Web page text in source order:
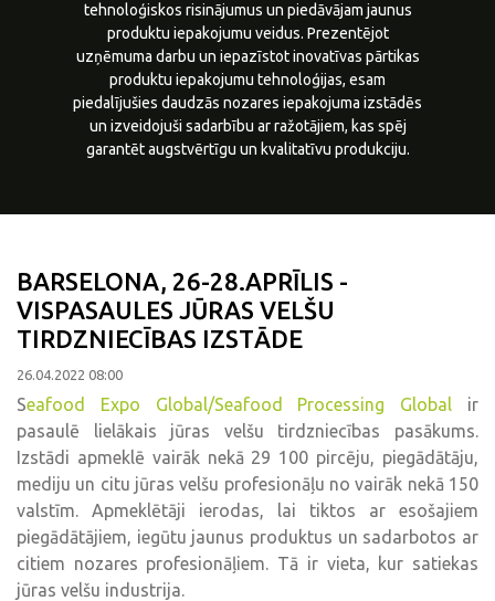
tehnoloģiskos risinājumus un piedāvājam jaunus
produktu iepakojumu veidus. Prezentējot
uzņēmuma darbu un iepazīstot inovatīvas pārtikas
produktu iepakojumu tehnoloģijas, esam
piedalījušies daudzās nozares iepakojuma izstādēs
un izveidojuši sadarbību ar ražotājiem, kas spēj
garantēt augstvērtīgu un kvalitatīvu produkciju.
BARSELONA, 26-28.APRĪLIS -
VISPASAULES JŪRAS VELŠU
TIRDZNIECĪBAS IZSTĀDE
26.04.2022 08:00
Seafood Expo Global/Seafood Processing Global ir
pasaulē lielākais jūras velšu tirdzniecības pasākums.
Izstādi apmeklē vairāk nekā 29 100 pircēju, piegādātāju,
mediju un citu jūras velšu profesionāļu no vairāk nekā 150
valstīm. Apmeklētāji ierodas, lai tiktos ar esošajiem
piegādātājiem, iegūtu jaunus produktus un sadarbotos ar
citiem nozares profesionāļiem. Tā ir vieta, kur satiekas
jūras velšu industrija.